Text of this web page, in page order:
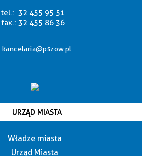
tel.: 32 455 95 51
fax.: 32 455 86 36
kancelaria@pszow.pl
URZĄD MIASTA
Władze miasta
Urząd Miasta